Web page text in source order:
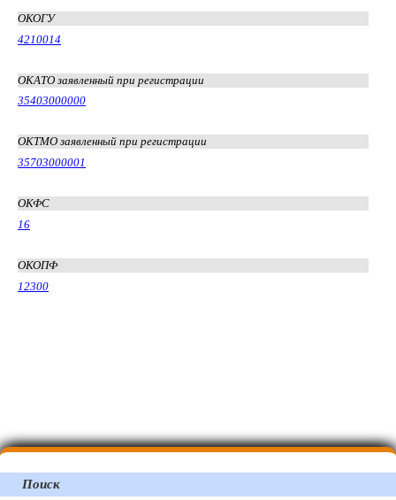
ОКОГУ
4210014
ОКАТО заявленный при регистрации
35403000000
ОКТМО заявленный при регистрации
35703000001
ОКФС
16
ОКОПФ
12300
Поиск